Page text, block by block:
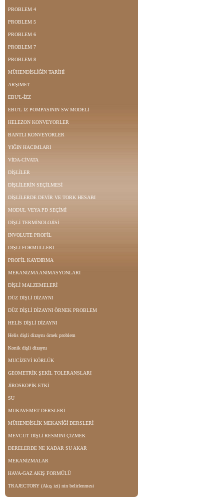
PROBLEM 4
PROBLEM 5
PROBLEM 6
PROBLEM 7
PROBLEM 8
MÜHENDİSLİĞİN TARİHİ
ARŞİMET
EBU'L-İZZ
EBU'L İZ POMPASININ SW MODELİ
HELEZON KONVEYORLER
BANTLI KONVEYORLER
YIĞIN HACIMLARI
VİDA-CİVATA
DİŞLİLER
DİŞLİLERİN SEÇİLMESİ
DİŞLİLERDE DEVİR VE TORK HESABI
MODUL VEYA PD SEÇİMİ
DİŞLİ TERMİNOLOJİSİ
INVOLUTE PROFİL
DİŞLİ FORMÜLLERİ
PROFİL KAYDIRMA
MEKANİZMA ANİMASYONLARI
DİŞLİ MALZEMELERİ
DÜZ DİŞLİ DİZAYNI
DÜZ DİŞLİ DİZAYNI ÖRNEK PROBLEM
HELİS DİŞLİ DİZAYNI
Helis dişli dizaynı örnek problem
Konik dişli dizaynı
MUCİZEVİ KÖRLÜK
GEOMETRİK ŞEKİL TOLERANSLARI
JİROSKOPİK ETKİ
SU
MUKAVEMET DERSLERİ
MÜHENDİSLİK MEKANİĞİ DERSLERİ
MEVCUT DİŞLİ RESMİNİ ÇİZMEK
DERELERDE NE KADAR SU AKAR
MEKANİZMALAR
HAVA-GAZ AKIŞ FORMÜLÜ
TRAJECTORY (Akış izi) nin belirlenmesi